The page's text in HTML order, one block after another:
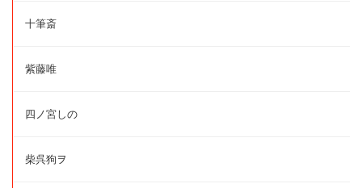
十筆斎
紫藤唯
四ノ宮しの
柴呉狗ヲ